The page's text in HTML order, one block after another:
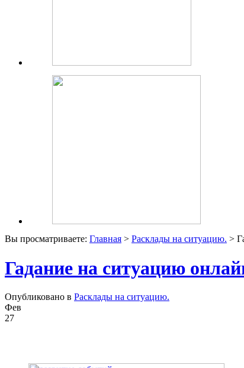
Вы просматриваете: Главная > Расклады на ситуацию. >
Гадание на ситуацию
Опубликовано в Расклады на ситуацию.
Фев
27